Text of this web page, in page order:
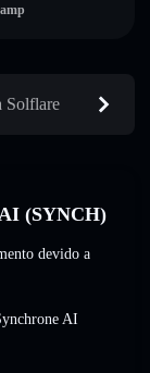
Solflare
(SYNCH)
devido a
AI